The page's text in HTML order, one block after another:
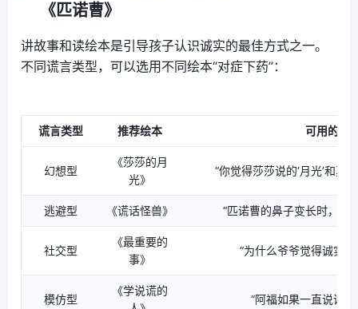
《匹诺曹》
讲故事和读绘本是引导孩子认识诚实的最佳方式之一。
不同谎言类型，可以选用不同绘本“对症下药”：
谎言类型 推荐绘本 可用的引
幻想型
《莎莎的月
光》
“你觉得莎莎说的‘月光’和真
逃避型 《谎话怪兽》 “匹诺曹的鼻子变长时，你
社交型
《最重要的
事》
“为什么爷爷觉得诚实
模仿型
《学说谎的
“阿福如果一直说谎